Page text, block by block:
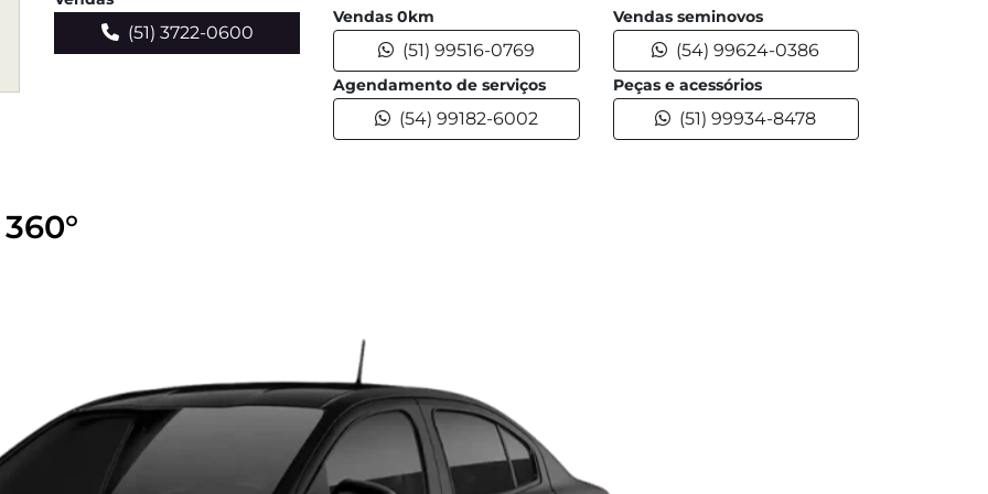
(51) 3722-0600
Vendas 0km
(51) 99516-0769
Vendas seminovos
(54) 99624-0386
Agendamento de serviços
(54) 99182-6002
Peças e acessórios
(51) 99934-8478